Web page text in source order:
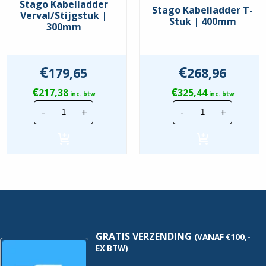
Stago Kabelladder
Verval/Stijgstuk |
300mm
€179,65
€217,38inc. btw
-
Stago
Kabelladder
Verval/Stijgstuk
+
Stago Kabelladder T-
Stuk | 400mm
€268,96
€325,44inc. btw
-
Stago
Kabelladder
T-
+
GRATIS VERZENDING (VANAF €100,-
EX BTW)